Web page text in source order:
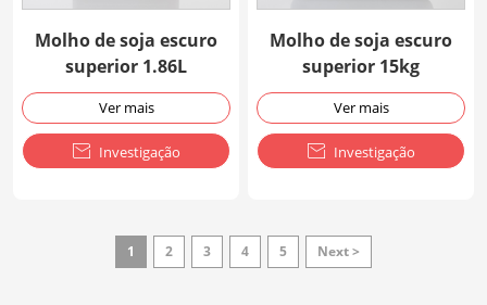
Molho de soja escuro
superior 1.86L
Ver mais
 Investigação
Molho de soja escuro
superior 15kg
Ver mais
 Investigação
1 2 3 4 5 Next >